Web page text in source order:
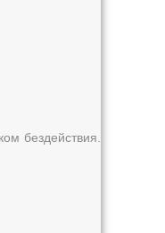
бездействия.